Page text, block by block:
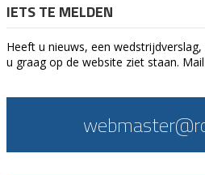
IETS TE MELDEN
Heeft u nieuws, een
u graag op de website ziet staan.